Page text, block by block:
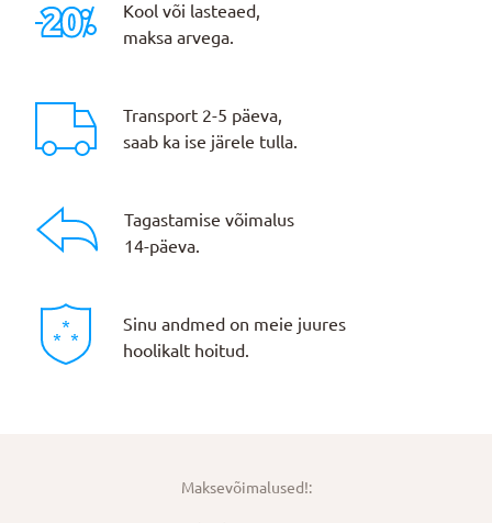
Kool või lasteaed,
maksa arvega.
Transport 2-5 päeva,
saab ka ise järele tulla.
Tagastamise võimalus
14-päeva.
Sinu andmed on meie juures
hoolikalt hoitud.
Maksevõimalused!: